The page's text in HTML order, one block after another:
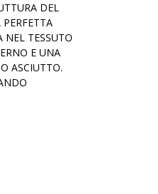
DEL
NEL TESSUTO
E UNA
ASCIUTTO.